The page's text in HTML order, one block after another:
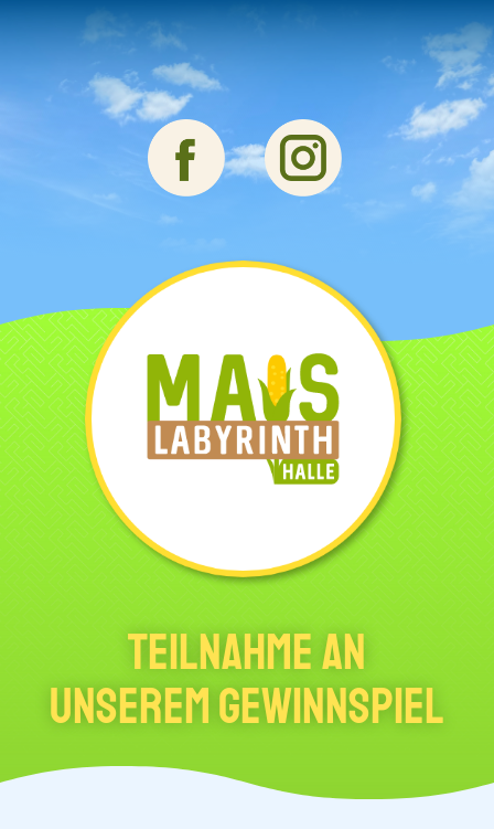
Teilnahme an
unserem Gewinnspiel